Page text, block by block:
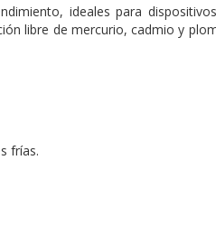
ideales para
libre de mercurio, cadmio y
frías.